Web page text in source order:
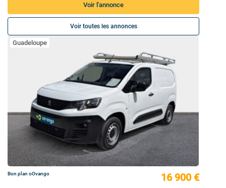
Voir l'annonce
Voir toutes les annonces
Guadeloupe
Bon plan oOvango 16 900 €